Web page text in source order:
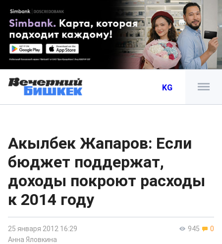
KG
Акылбек Жапаров: Если
бюджет поддержат,
доходы покроют расходы
к 2014 году
945 0
25 января 2012 16:29
Анна Яловкина